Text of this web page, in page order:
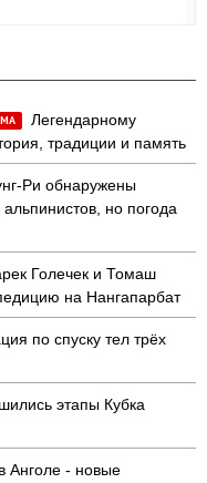
Легендарному
традиции и память
Ри обнаружены
но погода
Голечек и Томаш
на Нангапарбат
по спуску тел трёх
этапы Кубка
Анголе - новые